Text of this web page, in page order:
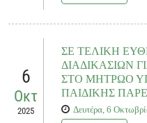
Ενόψει της συνάντησης που
Υ.ΚΟΙ.Σ.Ο. και των συναρμόδιων
6
Οκτ
2025
ΣΕ ΤΕΛΙΚΗ
ΔΙΑΔΙΚΑΣΙΩΝ
ΣΤΟ ΜΗΤΡΩΟ
ΠΑΙΔΙΚΗΣ
Δευτέρα, 6